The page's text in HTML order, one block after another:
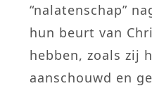
“nalatenschap”
hun beurt van
hebben, zoals zij
aanschouwd en